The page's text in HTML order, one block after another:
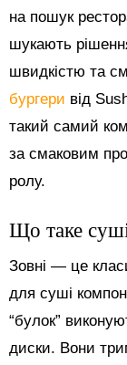
на пошук
шукають
швидкістю та
бургери від
такий самий
за смаковим
ролу.
Що таке
Зовні — це
для суші
“булок”
диски. Вони